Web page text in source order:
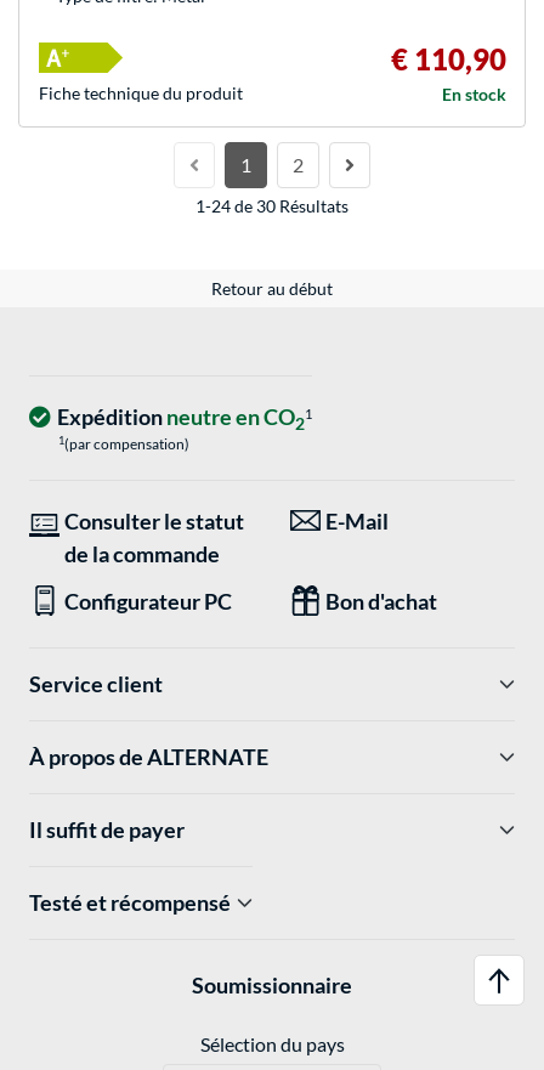
€ 110,90
En stock
Fiche technique du produit
1 2
1-24 de 30 Résultats
Retour au début
Expéditionneutre en CO21
1(par compensation)
Consulter le statut
de la commande
E-Mail
Configurateur PC Bon d'achat
Service client
À propos de ALTERNATE
Il suffit de payer
Testé et récompensé
Soumissionnaire
Sélection du pays